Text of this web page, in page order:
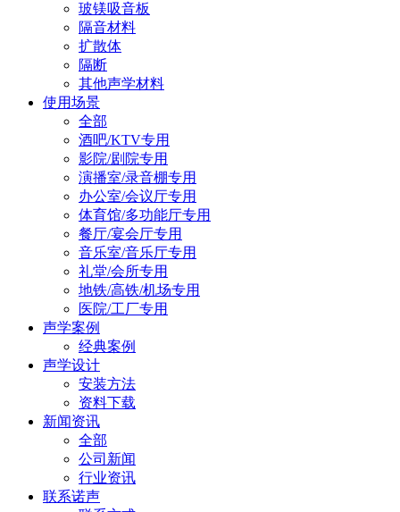
玻镁吸音板
隔音材料
扩散体
隔断
其他声学材料
使用场景
全部
酒吧/KTV专用
影院/剧院专用
演播室/录音棚专用
办公室/会议厅专用
体育馆/多功能厅专用
餐厅/宴会厅专用
音乐室/音乐厅专用
礼堂/会所专用
地铁/高铁/机场专用
医院/工厂专用
声学案例
经典案例
声学设计
安装方法
资料下载
新闻资讯
全部
公司新闻
行业资讯
联系诺声